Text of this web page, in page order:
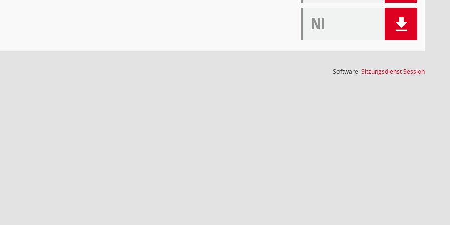
NI
Software:SitzungsdienstSession(Wird in